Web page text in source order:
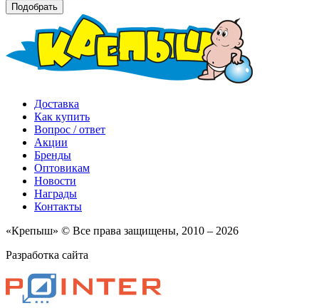
Подобрать
Доставка
Как купить
Вопрос / ответ
Акции
Бренды
Оптовикам
Новости
Награды
Контакты
«Крепыш» © Все права защищены, 2010 – 2026
Разработка сайта